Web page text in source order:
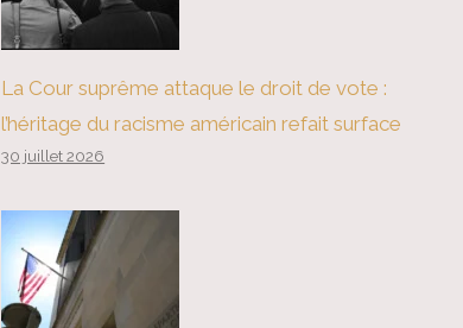
La Cour suprême attaque le droit de vote :
l’héritage du racisme américain refait surface
30 juillet 2026